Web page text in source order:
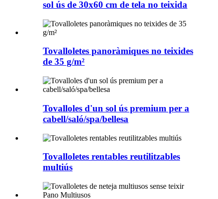
sol ús de 30x60 cm de tela no teixida
Tovalloletes panoràmiques no teixides
de 35 g/m²
Tovalloles d'un sol ús premium per a
cabell/saló/spa/bellesa
Tovalloletes rentables reutilitzables
multiús